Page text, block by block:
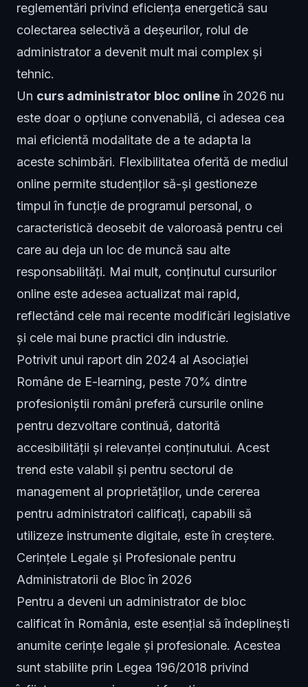
reglementări privind eficiența energetică sau
colectarea selectivă a deșeurilor, rolul de
administrator a devenit mult mai complex și
tehnic.
Un curs administrator bloc onlineîn 2026 nu
este doar o opțiune convenabilă, ci adesea cea
mai eficientă modalitate de a te adapta la
aceste schimbări. Flexibilitatea oferită de mediul
online permite studenților să-și gestioneze
timpul în funcție de programul personal, o
caracteristică deosebit de valoroasă pentru cei
care au deja un loc de muncă sau alte
responsabilități. Mai mult, conținutul cursurilor
online este adesea actualizat mai rapid,
reflectând cele mai recente modificări legislative
și cele mai bune practici din industrie.
Potrivit unui raport din 2024 al Asociației
Române de E-learning, peste 70% dintre
profesioniștii români preferă cursurile online
pentru dezvoltare continuă, datorită
accesibilității și relevanței conținutului. Acest
trend este valabil și pentru sectorul de
management al proprietăților, unde cererea
pentru administratori calificați, capabili să
utilizeze instrumente digitale, este în creștere.
Cerințele Legale și Profesionale pentru
Administratorii de Bloc în 2026
Pentru a deveni un administrator de bloc
calificat în România, este esențial să îndeplinești
anumite cerințe legale și profesionale. Acestea
sunt stabilite prin Legea 196/2018 privind